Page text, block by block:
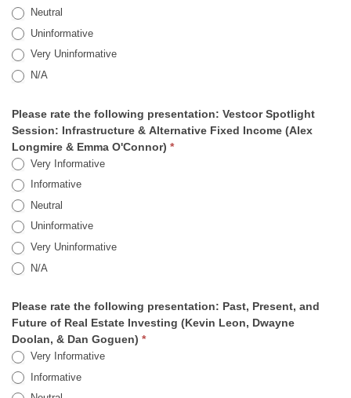
Neutral
Uninformative
Very Uninformative
N/A
Please rate the following presentation: Vestcor Spotlight
Session: Infrastructure & Alternative Fixed Income (Alex
Longmire & Emma O'Connor) *
Very Informative
Informative
Neutral
Uninformative
Very Uninformative
N/A
Please rate the following presentation: Past, Present, and
Future of Real Estate Investing (Kevin Leon, Dwayne
Doolan, & Dan Goguen) *
Very Informative
Informative